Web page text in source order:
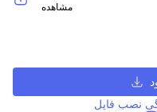
مشاهده